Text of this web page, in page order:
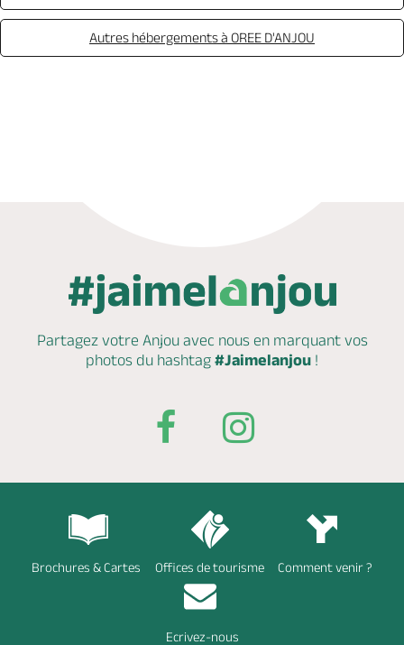
Autres hébergements à OREE D'ANJOU
Partagez votre Anjou avec nous en marquantvos
photos du hashtag #Jaimelanjou !
Brochures & Cartes Offices de tourisme Comment venir ?
Ecrivez-nous